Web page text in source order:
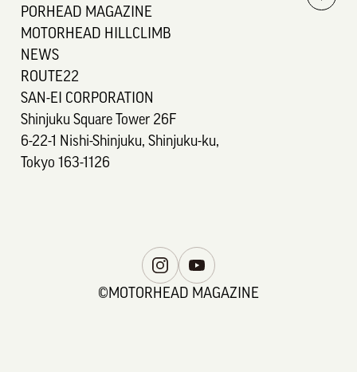
PORHEAD MAGAZINE
MOTORHEAD HILLCLIMB
NEWS
ROUTE22
SAN-EI CORPORATION
Shinjuku Square Tower 26F
6-22-1 Nishi-Shinjuku, Shinjuku-ku,
Tokyo 163-1126
©MOTORHEAD MAGAZINE